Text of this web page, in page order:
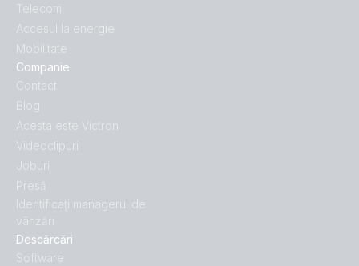
Descărcări
Software
Telecom
Accesul la energie
Mobilitate
Companie
Contact
Blog
Acesta este Victron
Videoclipuri
Joburi
Presă
Identificați managerul de
vânzări